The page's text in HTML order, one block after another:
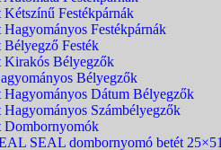
Kétszínű Festékpárnák
Hagyományos Festékpárnák
Bélyegző Festék
Kirakós Bélyegzők
Bélyegzők
Hagyományos Dátum Bélyegzők
Hagyományos Számbélyegzők
Dombornyomók